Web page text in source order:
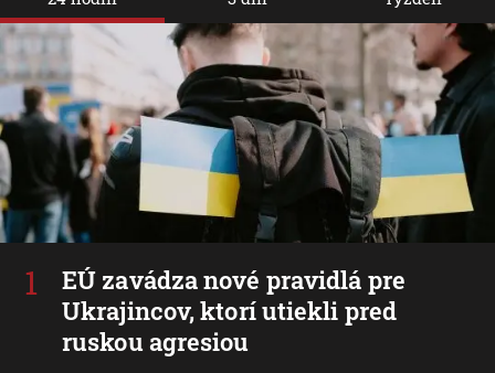
EÚ zavádza nové pravidlá pre
Ukrajincov, ktorí utiekli pred
ruskou agresiou